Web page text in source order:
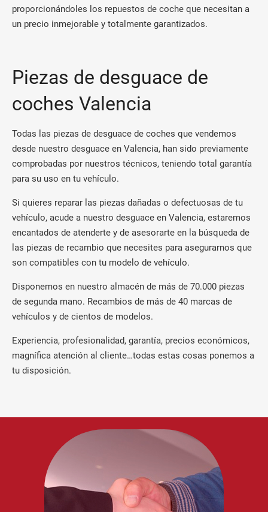
proporcionándoles los repuestos de coche que necesitan a
un precio inmejorable y totalmente garantizados.
Piezas de desguace de
coches Valencia
Todas las piezas de desguace de coches que vendemos
desde nuestro desguace en Valencia, han sido previamente
comprobadas por nuestros técnicos, teniendo total garantía
para su uso en tu vehículo.
Si quieres reparar las piezas dañadas o defectuosas de tu
vehículo, acude a nuestro desguace en Valencia, estaremos
encantados de atenderte y de asesorarte en la búsqueda de
las piezas de recambio que necesites para asegurarnos que
son compatibles con tu modelo de vehículo.
Disponemos en nuestro almacén de más de 70.000 piezas
de segunda mano. Recambios de más de 40 marcas de
vehículos y de cientos de modelos.
Experiencia, profesionalidad, garantía, precios económicos,
magnífica atención al cliente…todas estas cosas ponemos a
tu disposición.